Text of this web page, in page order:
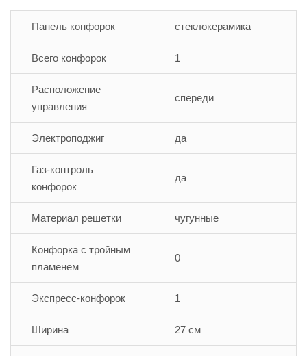
Панель конфорок стеклокерамика
Всего конфорок 1
Расположение
управления
спереди
Электроподжиг да
Газ-контроль
конфорок
да
Материал решетки чугунные
Конфорка с тройным
пламенем
0
Экспресс-конфорок 1
Ширина 27 см